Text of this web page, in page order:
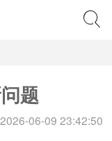
题
06-09 23:42:50